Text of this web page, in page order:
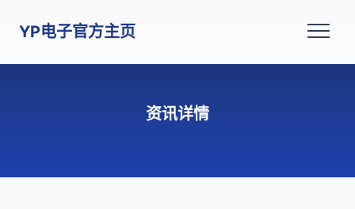
YP电子官方主页
资讯详情